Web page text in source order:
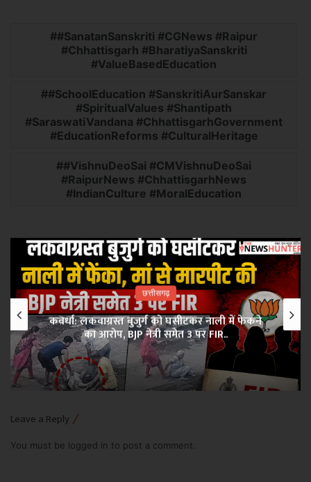
#SanatanSanskriti #CGNews #Raipur
#Chhattisgarh #BharatiyaSanskriti
#ValueBasedEducation
#SchoolEducation #SanskritiAurSanskar
#SpiritualValues #Shantipath
#SaraswatiVandana #ChhattisgarhGovernment
#EducationReforms #CulturalHeritage
#VishnuDeoSai #CMVishnuDeoSai
#RaipurNews #ChhattisgarhNews
#IndianCulture #MoralEducation
छत्तीसगढ़
कवर्धा: लकवाग्रस्त बुजुर्ग को घसीटकर नाली में फेंकने
का आरोप, BJP नेत्री समेत 3 पर FIR..
Leave a Reply
You must be logged in to post a comment.